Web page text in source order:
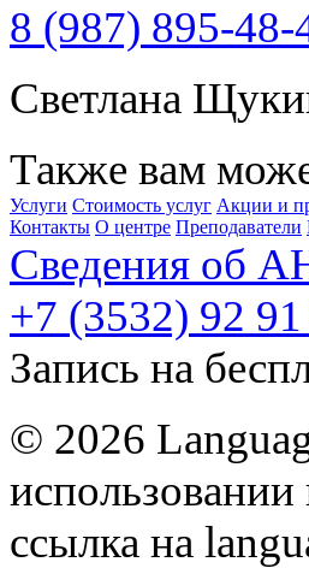
8 (987) 895-48-
Светлана
Также вам
Услуги Стоимость услуг Акции и
Контакты О центре Преподаватели
Сведения об
+7 (3532) 92
Запись на
© 2026
ссылка на